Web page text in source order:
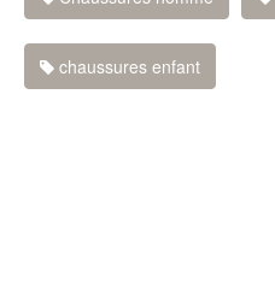
chaussures enfant